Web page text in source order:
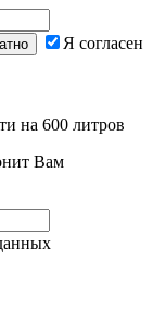
Я согласен
на 600 литров
Вам